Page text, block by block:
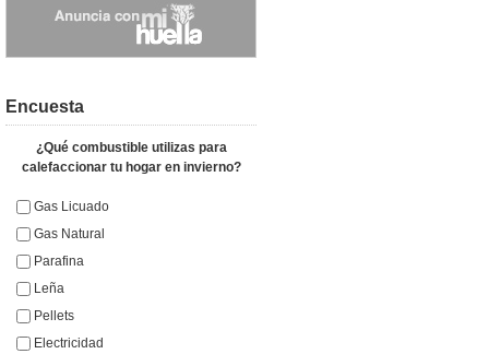
Encuesta
¿Qué combustible utilizas para
calefaccionar tu hogar en invierno?
Gas Licuado
Gas Natural
Parafina
Leña
Pellets
Electricidad